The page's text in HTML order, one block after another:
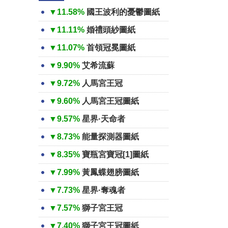
▼11.58% 國王波利的憂鬱圖紙
▼11.11% 婚禮頭紗圖紙
▼11.07% 首領冠冕圖紙
▼9.90% 艾希流蘇
▼9.72% 人馬宮王冠
▼9.60% 人馬宮王冠圖紙
▼9.57% 星界·天命者
▼8.73% 能量探測器圖紙
▼8.35% 寶瓶宮寶冠[1]圖紙
▼7.99% 黃鳳蝶翅膀圖紙
▼7.73% 星界·奪魂者
▼7.57% 獅子宮王冠
▼7.40% 獅子宮王冠圖紙